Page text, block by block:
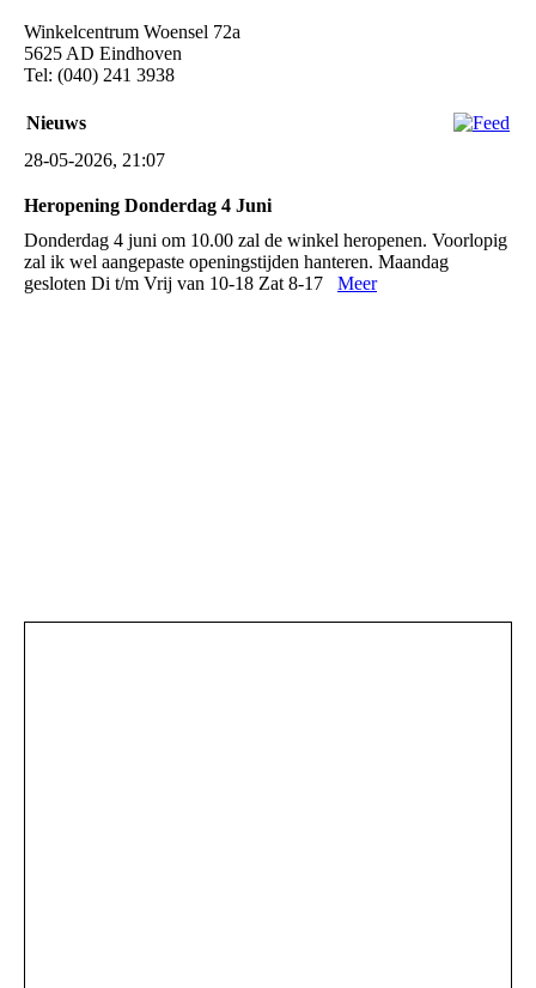
Winkelcentrum Woensel 72a
5625 AD Eindhoven
Tel: (040) 241 3938
Nieuws
28-05-2026, 21:07
Heropening Donderdag 4 Juni
Donderdag 4 juni om 10.00 zal de winkel heropenen. Voorlopig
zal ik wel aangepaste openingstijden hanteren. Maandag
gesloten Di t/m Vrij van 10-18 Zat 8-17 Meer